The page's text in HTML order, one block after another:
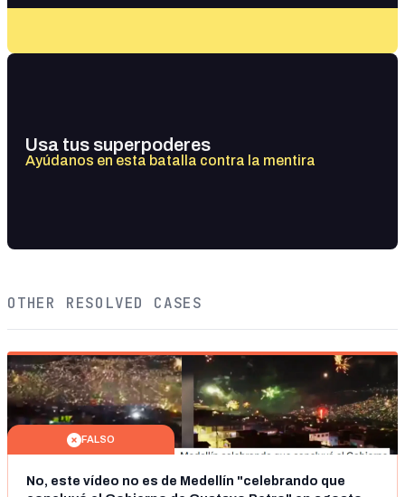
Usa tus superpoderes
Ayúdanos en esta batalla contra la mentira
OTHER RESOLVED CASES
FALSO
No, este vídeo no es de Medellín "celebrando que